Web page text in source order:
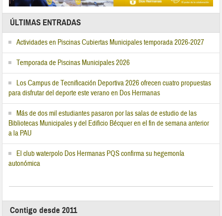
ÚLTIMAS ENTRADAS
Actividades en Piscinas Cubiertas Municipales temporada 2026-2027
Temporada de Piscinas Municipales 2026
Los Campus de Tecnificación Deportiva 2026 ofrecen cuatro propuestas
para disfrutar del deporte este verano en Dos Hermanas
Más de dos mil estudiantes pasaron por las salas de estudio de las
Bibliotecas Municipales y del Edificio Bécquer en el fin de semana anterior
a la PAU
El club waterpolo Dos Hermanas PQS confirma su hegemonía
autonómica
Contigo desde 2011